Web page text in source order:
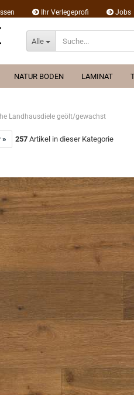
Ihr Verlegeprofi Jobs
Alle
NATUR BODEN LAMINAT
Landhausdiele geölt/gewachst
» 257 Artikel in dieser Kategorie